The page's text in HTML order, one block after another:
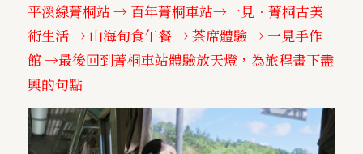
平溪線菁桐站 → 百年菁桐車站→一見．菁桐古美
術生活 → 山海旬食午餐 → 茶席體驗 → 一見手作
館 →最後回到菁桐車站體驗放天燈，為旅程畫下盡
興的句點